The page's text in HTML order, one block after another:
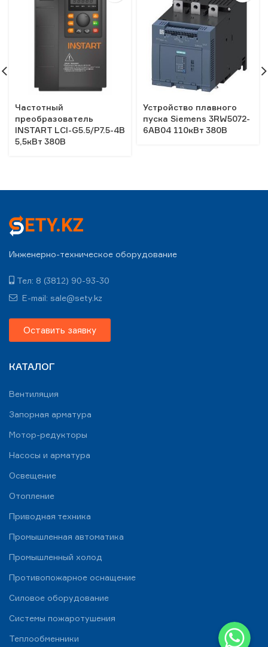
Частотный
преобразователь
INSTART LCI-G5.5/P7.5-4B
5,5кВт 380В
Устройство плавного
пуска Siemens 3RW5072-
6AB04 110кВт 380В
Инженерно-техническое оборудование
Тел: 8 (3812) 90-93-30
E-mail: sale@sety.kz
Оставить заявку
КАТАЛОГ
Вентиляция
Запорная арматура
Мотор-редукторы
Насосы и арматура
Освещение
Отопление
Приводная техника
Промышленная автоматика
Промышленный холод
Противопожарное оснащение
Силовое оборудование
Системы пожаротушения
Теплообменники
WhatsApp